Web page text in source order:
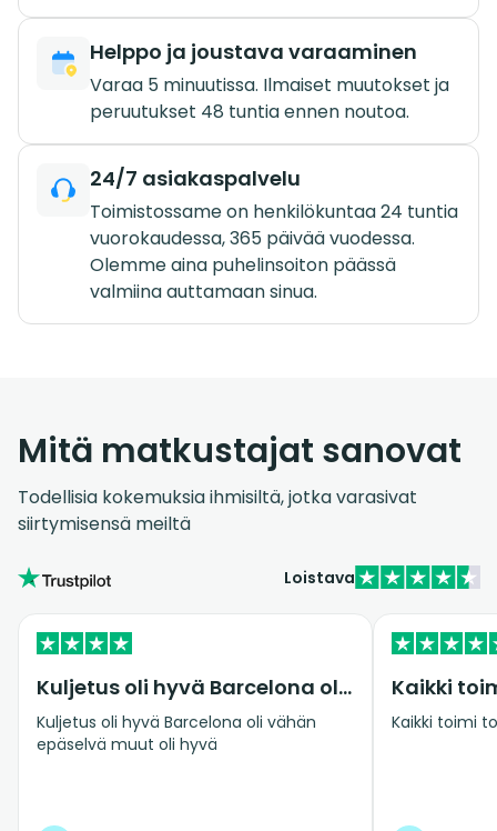
Helppo ja joustava varaaminen
Varaa 5 minuutissa. Ilmaiset muutokset ja
peruutukset 48 tuntia ennen noutoa.
24/7 asiakaspalvelu
Toimistossame on henkilökuntaa 24 tuntia
vuorokaudessa, 365 päivää vuodessa.
Olemme aina puhelinsoiton päässä
valmiina auttamaan sinua.
Mitä matkustajat sanovat
Todellisia kokemuksia ihmisiltä, jotka varasivat
siirtymisensä meiltä
Loistava
Kuljetus oli hyvä Barcelona oli vähän…
Kuljetus oli hyvä Barcelona oli vähän
epäselvä muut oli hyvä
Kaikki toimi